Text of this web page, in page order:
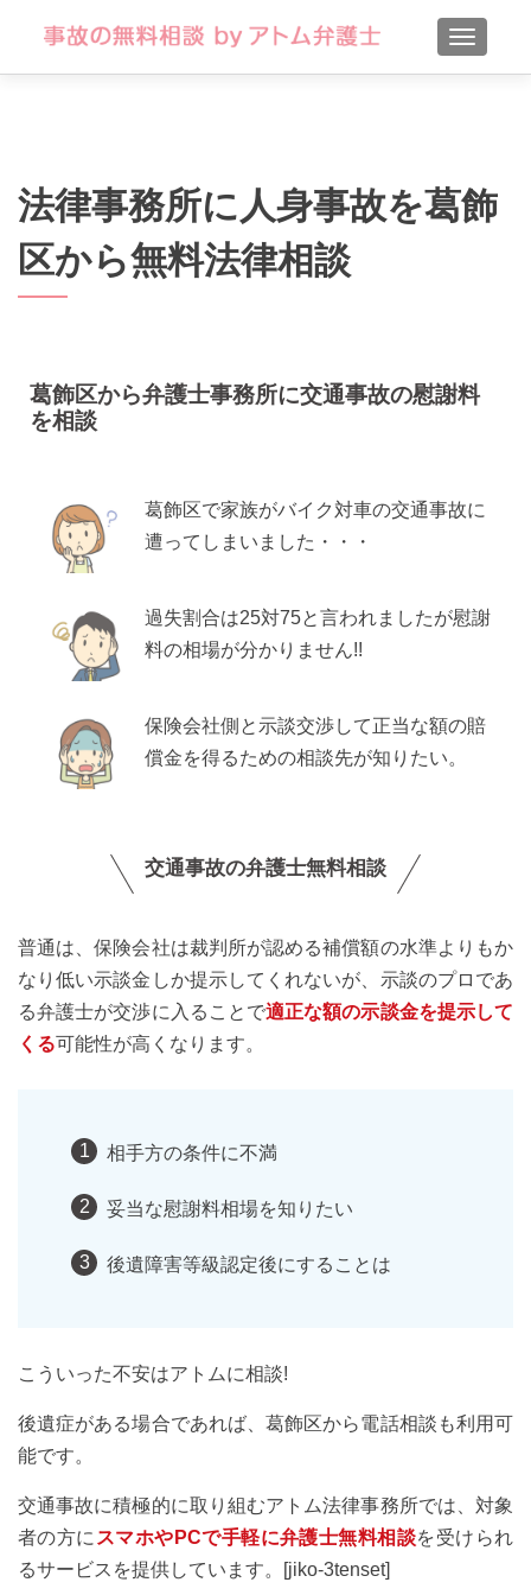
法律事務所に人身事故を葛飾
区から無料法律相談
葛飾区から弁護士事務所に交通事故の慰謝料
を相談
葛飾区で家族がバイク対車の交通事故に
遭ってしまいました・・・
過失割合は25対75と言われましたが慰謝
料の相場が分かりません!!
保険会社側と示談交渉して正当な額の賠
償金を得るための相談先が知りたい。
交通事故の弁護士無料相談
普通は、保険会社は裁判所が認める補償額の水準よりもか
なり低い示談金しか提示してくれないが、示談のプロであ
る弁護士が交渉に入ることで適正な額の示談金を提示して
くる可能性が高くなります。
相手方の条件に不満
妥当な慰謝料相場を知りたい
後遺障害等級認定後にすることは
こういった不安はアトムに相談!
後遺症がある場合であれば、葛飾区から電話相談も利用可
能です。
交通事故に積極的に取り組むアトム法律事務所では、対象
者の方に スマホやPCで手軽に弁護士無料相談を受けられ
るサービスを提供しています。[jiko-3tenset]